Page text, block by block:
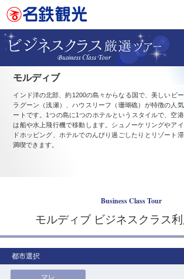
モルディブ
インド洋の北部、約1200の島々からなる国で、美しいビー
ラグーン（浅瀬）、ハウスリーフ（珊瑚礁）が特徴の人
ートです。1つの島に1つのホテルというスタイルで、空
は船や水上飛行機で移動します。シュノーケリングやア
ドホッピング、ホテルでのんびり過ごしたりとリゾート
満喫できます。
Business Class Tour
モルディブ ビジネスクラス
都市選択